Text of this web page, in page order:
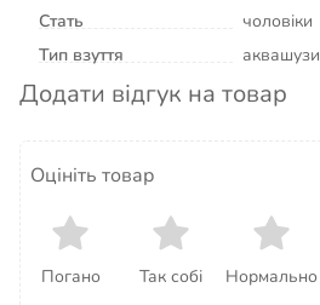
Стать
чоловіки
Тип взуття
аквашузи
Додати відгук на товар
Оцініть товар
Погано Так собі Нормально